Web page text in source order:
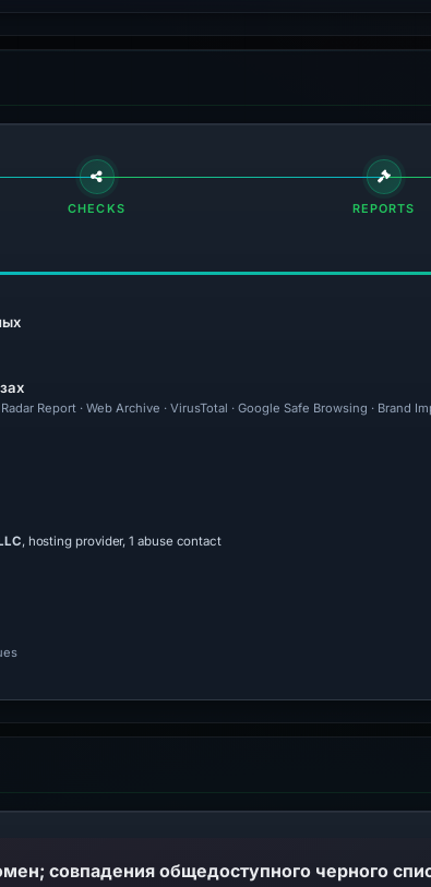
CHECKS REPORTS
Report · Web Archive · VirusTotal · Google Safe Browsing ·
, hosting provider, 1 abuse contact
совпадения общедоступного черного